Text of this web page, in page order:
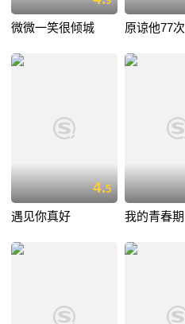
微微一笑很倾城 原谅他77次
4.5
遇见你真好 我的青春期